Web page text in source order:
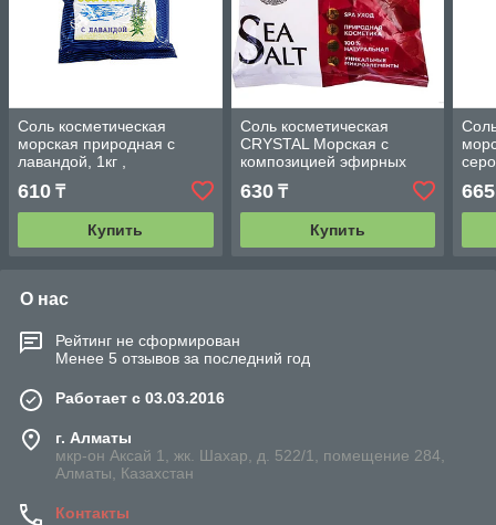
Соль косметическая
морская природная с
лавандой, 1кг ,
Медикалфорт Беларусь.
610 ₸
Купить
Соль косметическая
CRYSTAL Морская с
композицией эфирных
масел Антистресс 1кг ,
Медикалфорт Беларусь.
630₸
Купить
665
О нас
Рейтинг не сформирован
Менее 5 отзывов за последний год
Работает с 03.03.2016
г. Алматы
мкр-он Аксай 1, жк. Шахар, д. 522/1, помещение 284,
Алматы, Казахстан
Контакты